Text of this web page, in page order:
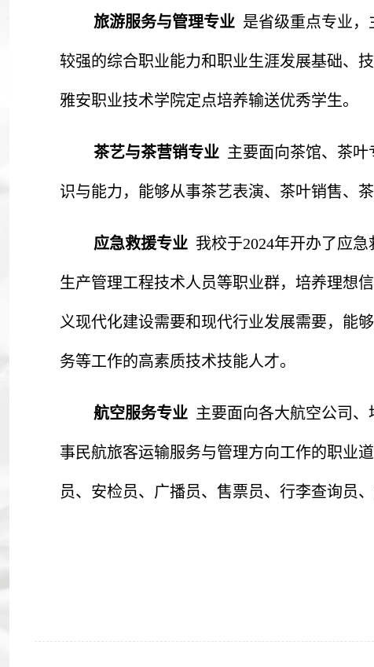
旅游服务与管理专业 是省级重点专业
较强的综合职业能力和职业生涯发展基础、
雅安职业技术学院定点培养输送优秀学生。
茶艺与茶营销专业 主要面向茶馆、茶
识与能力，能够从事茶艺表演、茶叶销售、
应急救援专业 我校于2024年开办了应
生产管理工程技术人员等职业群，培养理想
义现代化建设需要和现代行业发展需要，能
务等工作的高素质技术技能人才。
航空服务专业 主要面向各大航空公司
事民航旅客运输服务与管理方向工作的职业
员、安检员、广播员、售票员、行李查询员